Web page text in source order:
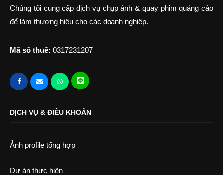
Chúng tôi cung cấp dịch vụ chụp ảnh & quay phim quảng cáo
để làm thương hiệu cho các doanh nghiệp.
Mã số thuế: 0317231207
DỊCH VỤ & ĐIỀU KHOẢN
Ảnh profile tổng hợp
Dự án thực hiện